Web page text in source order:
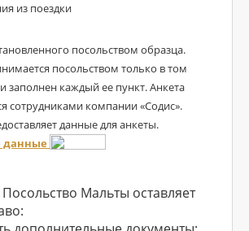
из поездки
посольством образца.
посольством только в том
заполнен каждый ее пункт. Анкета
сотрудниками компании «Содис».
данные для анкеты.
данные
Посольство Мальты оставляет